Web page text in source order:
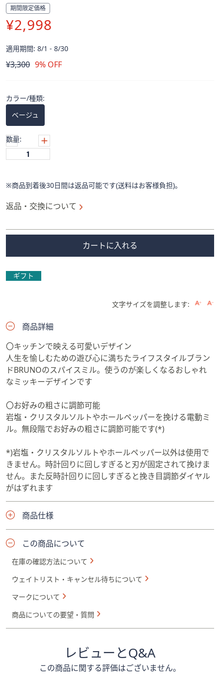
右
に
ス
イ
プ
閲
覧
で
き
ま
す。
期間限定価格
¥2,998
適用期間: 8/1 - 8/30
削
¥3,300 9% OFF
カラー/種類:
ベージュ
数量:
※商品到着後30日間は返品可能です(送料はお客様負担)。
返品・交換について
カートに入れる
ギフト
文字サイズを調整します:
商品詳細
〇キッチンで映える可愛いデザイン
人生を愉しむための遊び心に満ちたライフスタイルブラン
ドBRUNOのスパイスミル。使うのが楽しくなるおしゃれ
なミッキーデザインです
〇お好みの粗さに調節可能
岩塩・クリスタルソルトやホールペッパーを挽ける電動ミ
ル。無段階でお好みの粗さに調節可能です(*)
*)岩塩・クリスタルソルトやホールペッパー以外は使用で
きません。時計回りに回しすぎると刃が固定されて挽けま
せん。また反時計回りに回しすぎると挽き目調節ダイヤル
がはずれます
商品仕様
この商品について
在庫の確認方法について
ウェイトリスト・キャンセル待ちについて
マークについて
商品についての要望・質問
レビューとQ&A
この商品に関する評価はございません。